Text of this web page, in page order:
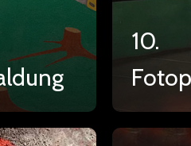
10.